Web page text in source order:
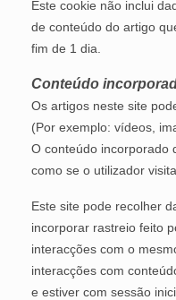
Este cookie não inclui
de conteúdo do artigo
fim de 1 dia.
Conteúdo
Os artigos neste site
(Por exemplo: vídeos,
O conteúdo incorporado
como se o utilizador
Este site pode recolher
incorporar rastreio feito
interacções com o
interacções com
e estiver com sessão